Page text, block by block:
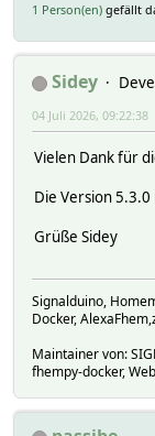
1 Person(en) gefällt
Sidey
04 Juli 2026, 09:22:38
Vielen Dank für
Die Version
Grüße Sidey
Signalduino,
Docker,
Maintainer von:
fhempy-docker,